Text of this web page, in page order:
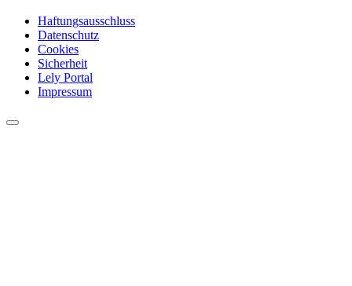
Haftungsausschluss
Datenschutz
Cookies
Sicherheit
Lely Portal
Impressum